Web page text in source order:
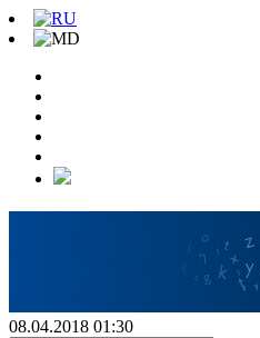
08.04.2018 01:30